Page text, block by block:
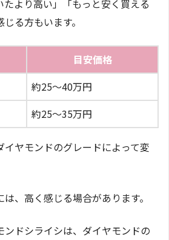
たより高い」「もっと安く買える
る方もいます。
目安価格
約25〜40万円
約25〜35万円
ヤモンドのグレードによって変
、高く感じる場合があります。
ンドシライシは、ダイヤモンドの